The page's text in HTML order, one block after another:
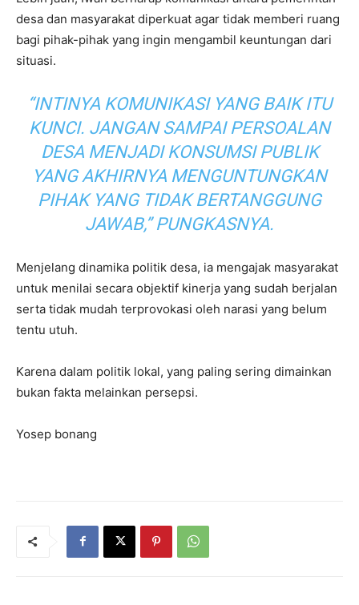
desa dan masyarakat diperkuat agar tidak memberi ruang
bagi pihak-pihak yang ingin mengambil keuntungan dari
situasi.
“INTINYA KOMUNIKASI YANG BAIK ITU
KUNCI. JANGAN SAMPAI PERSOALAN
DESA MENJADI KONSUMSI PUBLIK
YANG AKHIRNYA MENGUNTUNGKAN
PIHAK YANG TIDAK BERTANGGUNG
JAWAB,” PUNGKASNYA.
Menjelang dinamika politik desa, ia mengajak masyarakat
untuk menilai secara objektif kinerja yang sudah berjalan
serta tidak mudah terprovokasi oleh narasi yang belum
tentu utuh.
Karena dalam politik lokal, yang paling sering dimainkan
bukan fakta melainkan persepsi.
Yosep bonang